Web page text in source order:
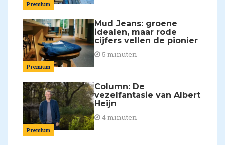
Premium
Premium
Mud Jeans: groene
idealen, maar rode
cijfers vellen de pionier
5 minuten
Premium
Column: De
vezelfantasie van Albert
Heijn
4 minuten